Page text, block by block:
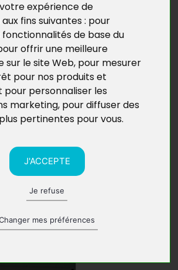
expérience de
fins suivantes : pour
de base du
offrir une meilleure
sur le site Web, pour mesurer
pour nos produits et
pour personnaliser les
marketing, pour diffuser des
pertinentes pour vous.
J'ACCEPTE
Je refuse
mes préférences
des orchidées